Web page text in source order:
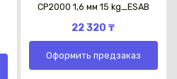
CP2000 1,6 мм 15 kg_ESAB
22 320 ₸
Оформить предзаказ